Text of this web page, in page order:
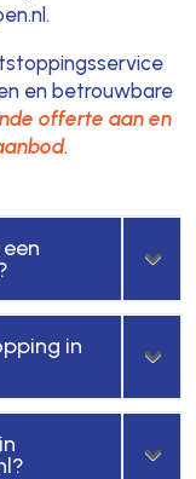
en betrouwbare
offerte aan en
.
in